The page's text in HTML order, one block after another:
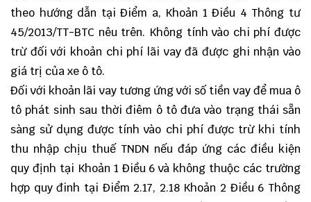
theo hướng dẫn tại Điểm a, Khoản 1 Điều 4 Thông tư
45/2013/TT-BTC nêu trên. Không tính vào chi phí được
trừ đối với khoản chi phí lãi vay đã được ghi nhận vào
giá trị của xe ô tô.
Đối với khoản lãi vay tương ứng với số tiền vay để mua ô
tô phát sinh sau thời điêm ô tô đưa vào trạng thái sẵn
sàng sử dụng được tính vào chi phí được trừ khi tính
thu nhập chịu thuế TNDN nếu đáp ứng các điều kiện
quy định tại Khoản 1 Điều 6 và không thuộc các trường
hợp quy đinh tại Điểm 2.17, 2.18 Khoản 2 Điều 6 Thông